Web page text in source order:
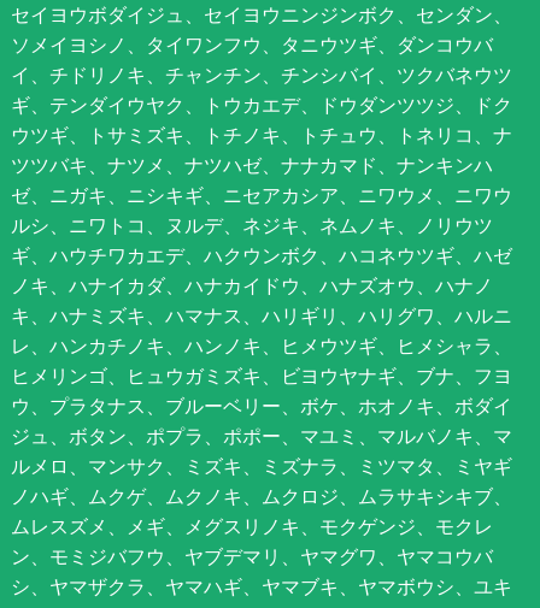
セイヨウボダイジュ、セイヨウニンジンボク、センダン、
ソメイヨシノ、タイワンフウ、タニウツギ、ダンコウバ
イ、チドリノキ、チャンチン、チンシバイ、ツクバネウツ
ギ、テンダイウヤク、トウカエデ、ドウダンツツジ、ドク
ウツギ、トサミズキ、トチノキ、トチュウ、トネリコ、ナ
ツツバキ、ナツメ、ナツハゼ、ナナカマド、ナンキンハ
ゼ、ニガキ、ニシキギ、ニセアカシア、ニワウメ、ニワウ
ルシ、ニワトコ、ヌルデ、ネジキ、ネムノキ、ノリウツ
ギ、ハウチワカエデ、ハクウンボク、ハコネウツギ、ハゼ
ノキ、ハナイカダ、ハナカイドウ、ハナズオウ、ハナノ
キ、ハナミズキ、ハマナス、ハリギリ、ハリグワ、ハルニ
レ、ハンカチノキ、ハンノキ、ヒメウツギ、ヒメシャラ、
ヒメリンゴ、ヒュウガミズキ、ビヨウヤナギ、ブナ、フヨ
ウ、プラタナス、ブルーベリー、ボケ、ホオノキ、ボダイ
ジュ、ボタン、ポプラ、ポポー、マユミ、マルバノキ、マ
ルメロ、マンサク、ミズキ、ミズナラ、ミツマタ、ミヤギ
ノハギ、ムクゲ、ムクノキ、ムクロジ、ムラサキシキブ、
ムレスズメ、メギ、メグスリノキ、モクゲンジ、モクレ
ン、モミジバフウ、ヤブデマリ、ヤマグワ、ヤマコウバ
シ、ヤマザクラ、ヤマハギ、ヤマブキ、ヤマボウシ、ユキ